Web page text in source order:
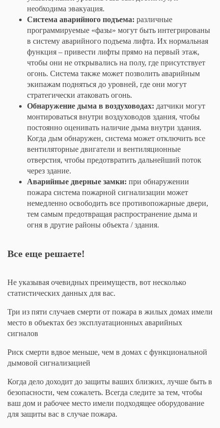
необходима эвакуация.
Система аварийного подъема: различные
программируемые «фазы» могут быть интегрированы
в систему аварийного подъема лифта. Их нормальная
функция – привести лифты прямо на первый этаж,
чтобы они не открывались на полу, где присутствует
огонь. Система также может позволить аварийным
экипажам подняться до уровней, где они могут
стратегически атаковать огонь.
Обнаружение дыма в воздуховодах: датчики могут
монтироваться внутри воздуховодов здания, чтобы
постоянно оценивать наличие дыма внутри здания.
Когда дым обнаружен, система может отключить все
вентиляторные двигатели и вентиляционные
отверстия, чтобы предотвратить дальнейший поток
через здание.
Аварийные дверные замки: при обнаружении
пожара система пожарной сигнализации может
немедленно освободить все противопожарные двери,
тем самым предотвращая распространение дыма и
огня в другие районы объекта / здания.
Все еще решаете!
Не указывая очевидных преимуществ, вот несколько
статистических данных для вас.
Три из пяти случаев смерти от пожара в жилых домах имели
место в объектах без эксплуатационных аварийных
сигналов
Риск смерти вдвое меньше, чем в домах с функциональной
дымовой сигнализацией
Когда дело доходит до защиты ваших близких, лучше быть в
безопасности, чем сожалеть. Всегда следите за тем, чтобы
ваш дом и рабочее место имели подходящее оборудование
для защиты вас в случае пожара.